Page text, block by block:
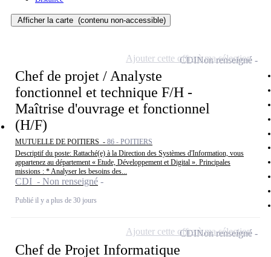
Afficher la carte (contenu non-accessible)
Chef de projet / Analyste
fonctionnel et technique F/H -
Maîtrise d'ouvrage et fonctionnel
(H/F)
MUTUELLE DE POITIERS - 86 - POITIERS
Descriptif du poste: Rattaché(e) à la Direction des Systèmes d'Information, vous
appartenez au département « Etude, Développement et Digital ». Principales
missions : * Analyser les besoins des...
CDI - Non renseigné
Publié il y a plus de 30 jours
CDINon renseigné
Ajouter cette offre à ma sélection
Chef de Projet Informatique
CDINon renseigné
Ajouter cette offre à ma sélection